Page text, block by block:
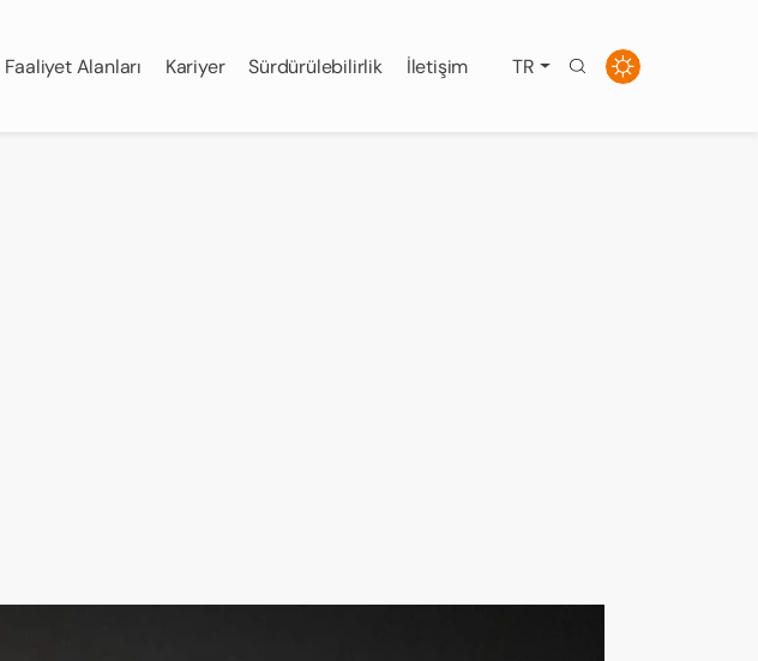
Faaliyet Alanları Kariyer Sürdürülebilirlik İletişim TR